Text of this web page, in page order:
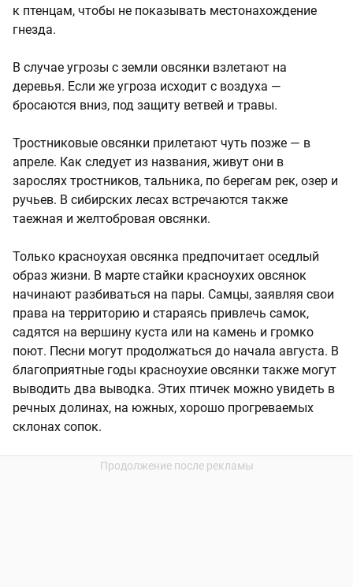
к птенцам, чтобы не показывать местонахождение
гнезда.
В случае угрозы с земли овсянки взлетают на
деревья. Если же угроза исходит с воздуха —
бросаются вниз, под защиту ветвей и травы.
Тростниковые овсянки прилетают чуть позже — в
апреле. Как следует из названия, живут они в
зарослях тростников, тальника, по берегам рек, озер и
ручьев. В сибирских лесах встречаются также
таежная и желтобровая овсянки.
Только красноухая овсянка предпочитает оседлый
образ жизни. В марте стайки красноухих овсянок
начинают разбиваться на пары. Самцы, заявляя свои
права на территорию и стараясь привлечь самок,
садятся на вершину куста или на камень и громко
поют. Песни могут продолжаться до начала августа. В
благоприятные годы красноухие овсянки также могут
выводить два выводка. Этих птичек можно увидеть в
речных долинах, на южных, хорошо прогреваемых
склонах сопок.